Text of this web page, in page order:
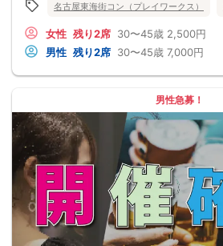
名古屋東海街コン（プレイワークス）
女性 残り2席 30〜45歳 2,500円
男性 残り2席 30〜45歳 7,000円
男性急募！